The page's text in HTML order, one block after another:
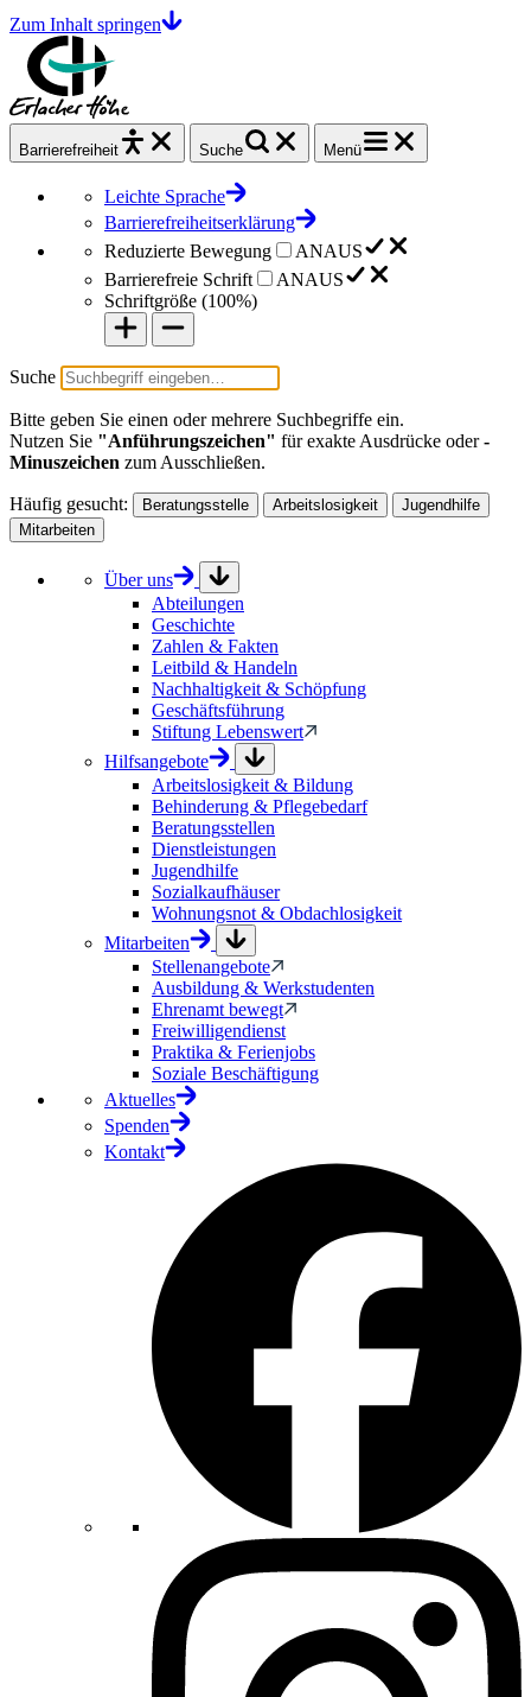
Zum Inhalt springen
Barrierefrei heit Suche Menü
Leichte Sprache
Barrierefreiheitserklärung
Reduzierte Bewegung
ANAUS
Barrierefreie Schrift
ANAUS
Schriftgröße (100%)
Suche
Bitte geben Sie einen oder mehrere Suchbegriffe ein.
Nutzen Sie "Anführungszeichen" für exakte Ausdrücke oder-
Minuszeichen zum Ausschließen.
Häufig gesucht: Beratungsstelle Arbeitslosigkeit
Jugendhilfe
Mitarbeiten
Über uns
Abteilungen
Geschichte
Zahlen & Fakten
Leitbild & Handeln
Nachhaltigkeit & Schöpfung
Geschäftsführung
Stiftung Lebenswert
Hilfsangebote
Arbeitslosigkeit & Bildung
Behinderung & Pflegebedarf
Beratungsstellen
Dienstleistungen
Jugendhilfe
Sozialkaufhäuser
Wohnungsnot & Obdachlosigkeit
Mitarbeiten
Stellenangebote
Ausbildung & Werkstudenten
Ehrenamt bewegt
Freiwilligendienst
Praktika & Ferienjobs
Soziale Beschäftigung
Aktuelles
Spenden
Kontakt